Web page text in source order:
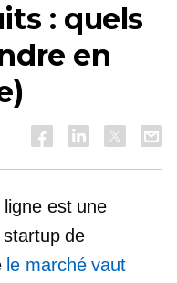
: quels
en
est une
de
le marché vaut